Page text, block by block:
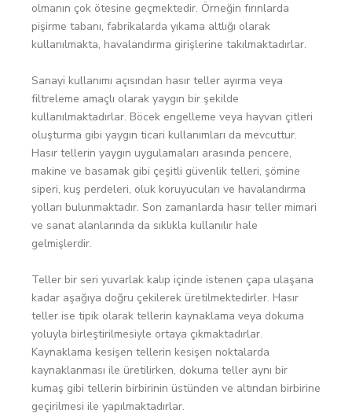
olmanın çok ötesine geçmektedir. Örneğin fırınlarda
pişirme tabanı, fabrikalarda yıkama altlığı olarak
kullanılmakta, havalandırma girişlerine takılmaktadırlar.
Sanayi kullanımı açısından hasır teller ayırma veya
filtreleme amaçlı olarak yaygın bir şekilde
kullanılmaktadırlar. Böcek engelleme veya hayvan çitleri
oluşturma gibi yaygın ticari kullanımları da mevcuttur.
Hasır tellerin yaygın uygulamaları arasında pencere,
makine ve basamak gibi çeşitli güvenlik telleri, şömine
siperi, kuş perdeleri, oluk koruyucuları ve havalandırma
yolları bulunmaktadır. Son zamanlarda hasır teller mimari
ve sanat alanlarında da sıklıkla kullanılır hale
gelmişlerdir.
Teller bir seri yuvarlak kalıp içinde istenen çapa ulaşana
kadar aşağıya doğru çekilerek üretilmektedirler. Hasır
teller ise tipik olarak tellerin kaynaklama veya dokuma
yoluyla birleştirilmesiyle ortaya çıkmaktadırlar.
Kaynaklama kesişen tellerin kesişen noktalarda
kaynaklanması ile üretilirken, dokuma teller aynı bir
kumaş gibi tellerin birbirinin üstünden ve altından birbirine
geçirilmesi ile yapılmaktadırlar.